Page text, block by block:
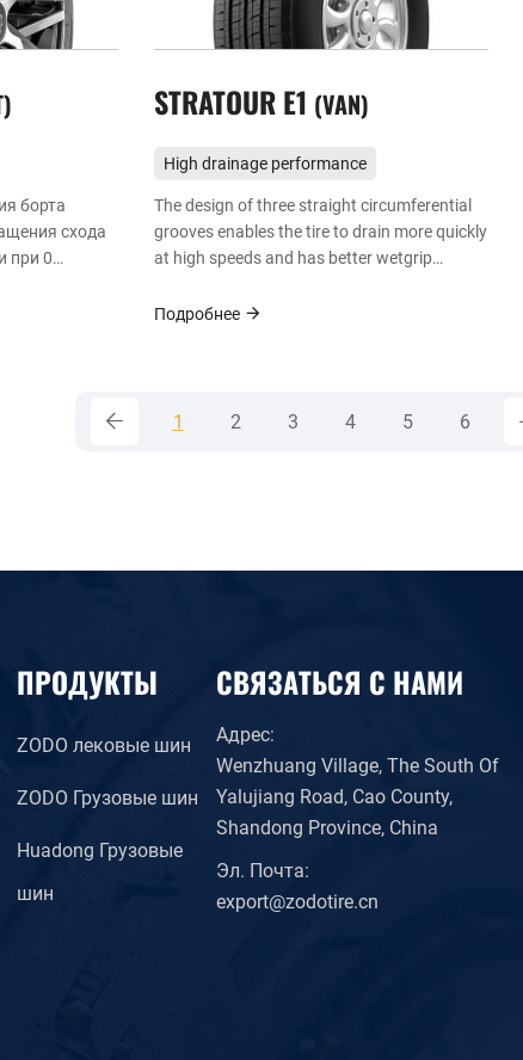
борта
схода
при 0
STRATOUR E1 VAN
High drainage performance
The design of three straight circumferential
grooves enables the tire to drain more quickly
at high speeds and has better wetgrip
Подробнее
1 2 3 4 5 6
ПРОДУКТЫ
ZODO лековые шин
ZODO Грузовые шин
Huadong Грузовые
шин
СВЯЗАТЬСЯ С НАМИ
Адрес:
Wenzhuang Village, The South Of
Yalujiang Road, Cao County,
Shandong Province, China
Эл. Почта:
export@zodotire.cn